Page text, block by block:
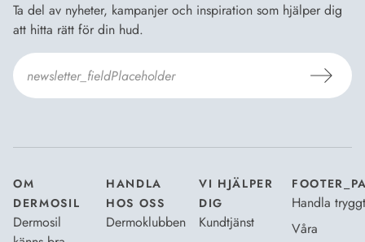
Ta del av nyheter, kampanjer och inspiration som hjälper dig
att hitta rätt för din hud.
OM
DERMOSIL
Dermosil
HANDLA
HOS OSS
Dermoklubben
VI HJÄLPER
DIG
Kundtjänst
Handla tryggt
Våra